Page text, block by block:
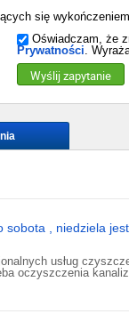
się
Oświadczam, że
Prywatności.
Wyślij zapytanie
sobota , niedziela
usług
oczyszczenia